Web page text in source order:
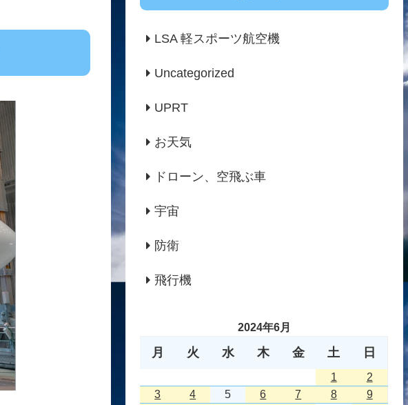
LSA 軽スポーツ航空機
Uncategorized
UPRT
お天気
ドローン、空飛ぶ車
宇宙
防衛
飛行機
2024年6月
月 火 水 木 金 土 日
1
2
3
4 5 6 7 8
9